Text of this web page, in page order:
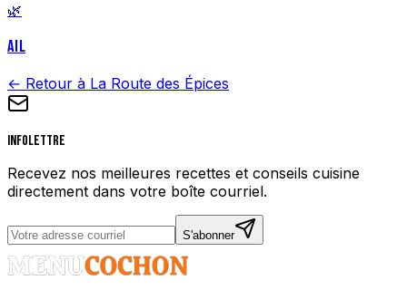
🌿
AIL
← Retour à La Route des Épices
Infolettre
Recevez nos meilleures recettes et conseils cuisine
directement dans votre boîte courriel.
S'abonner